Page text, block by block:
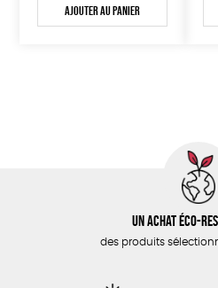
Ajouter au panier
Un achat éco-
des produits